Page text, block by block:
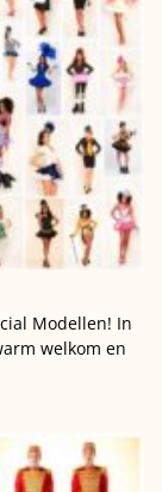
Modellen! In
welkom en